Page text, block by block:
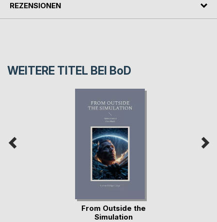
REZENSIONEN
WEITERE TITEL BEI BoD
From Outside the
Simulation